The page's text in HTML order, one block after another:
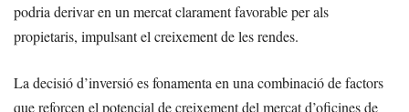
podria derivar en un mercat clarament favorable per als
propietaris, impulsant el creixement de les rendes.
La decisió d’inversió es fonamenta en una combinació de factors
que reforcen el potencial de creixement del mercat d’oficines de